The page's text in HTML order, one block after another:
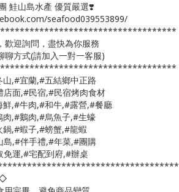
鮭山島水產 優質嚴選❣️
seafood039553899/
歡迎詢問，盡快為你服務
聊方式(請加入一對一客服)
,#宜蘭,#五結鄉中正路
店面,#民宿,#民宿烤肉食材
,#牛肉,#和牛,#露營,#餐廳
,#鵝肉,#烏魚子,#生蠔
,#蝦子,#螃蟹,#龍蝦
島,#伴手禮,#年菜,#團購
免運,#宅配到府,#辦桌